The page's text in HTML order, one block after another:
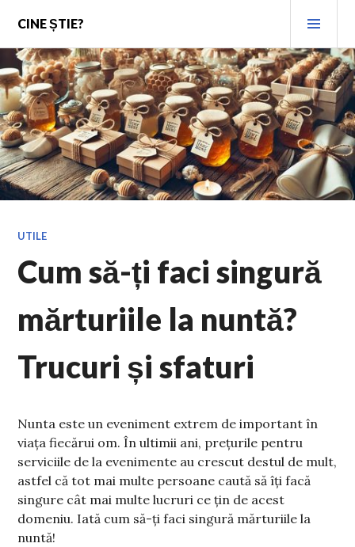
content
CINE ȘTIE?
UTILE
Cum să-ți faci singură
mărturiile la nuntă?
Trucuri și sfaturi
Nunta este un eveniment extrem de important în
viața fiecărui om. În ultimii ani, prețurile pentru
serviciile de la evenimente au crescut destul de mult,
astfel că tot mai multe persoane caută să îți facă
singure cât mai multe lucruri ce țin de acest
domeniu. Iată cum să-ți faci singură mărturiile la
nuntă!